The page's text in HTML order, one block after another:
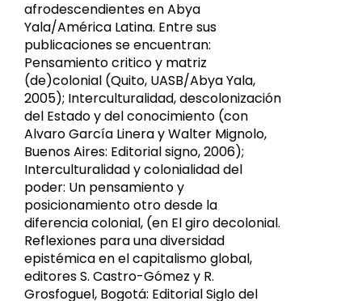
afrodescendientes en Abya
Yala/América Latina. Entre sus
publicaciones se encuentran:
Pensamiento critico y matriz
(de)colonial (Quito, UASB/Abya Yala,
2005); Interculturalidad, descolonización
del Estado y del conocimiento (con
Alvaro García Linera y Walter Mignolo,
Buenos Aires: Editorial signo, 2006);
Interculturalidad y colonialidad del
poder: Un pensamiento y
posicionamiento otro desde la
diferencia colonial, (en El giro decolonial.
Reflexiones para una diversidad
epistémica en el capitalismo global,
editores S. Castro-Gómez y R.
Grosfoguel, Bogotá: Editorial Siglo del